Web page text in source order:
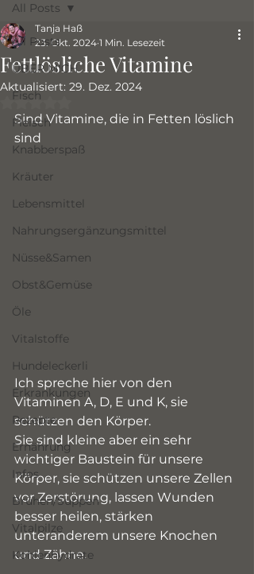
All Posts
ÜBER MICH
Fisch
Fleisch
Knabberspaß
Kräuter
Lebensmittel
Nahrungsergänzungsmittel
Nüsse&Samen
Obst&Gemüse
Öle
Vitalstoffe
Hundeleckerli
Erkrankungen
Rezepte
Ernährung
Infos
Brühen/Suppen
Vitalpilze
Kohlenhydrate
All Posts
Fettlösliche Vitamine
Tanja Haß
23. Okt. 2024 1 Min. Lesezeit
Aktualisiert: 29. Dez. 2024
Mit NaN von 5 Sternen bewertet.
Sind Vitamine, die in Fetten löslich
sind
Ich spreche hier von den
Vitaminen A, D, E und K, sie
schützen den Körper.
Sie sind kleine aber ein sehr
wichtiger Baustein für unsere
Körper, sie schützen unsere Zellen
vor Zerstörung, lassen Wunden
besser heilen, stärken
unteranderem unsere Knochen
und Zähne.